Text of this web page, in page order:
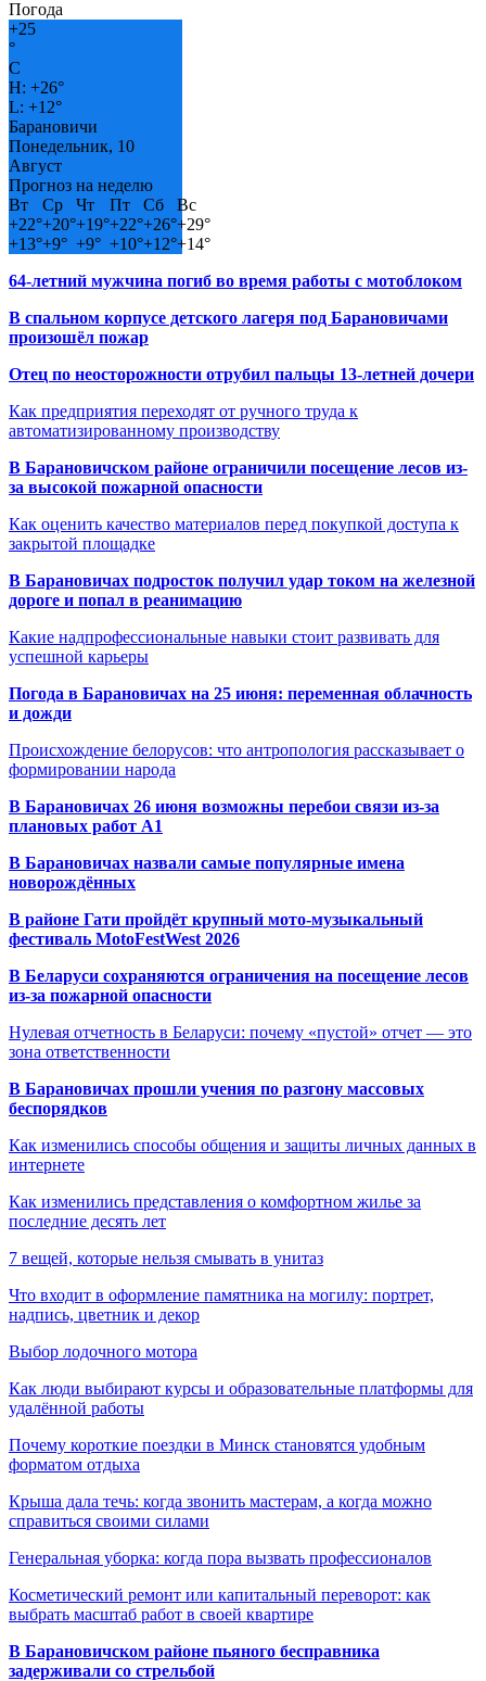
Погода
+25
°
C
H: +26°
L: +12°
Барановичи
Понедельник, 10
Август
Прогноз на неделю
Вт
Ср Чт Пт Сб
Вс
+22°+20°+19°+22°+26°+29°
+13°+9° +9° +10°+12°+14°
64-летний мужчина погиб во время работы с мотоблоком
В спальном корпусе детского лагеря под Барановичами
произошёл пожар
Отец по неосторожности отрубил пальцы 13-летней дочери
Как предприятия переходят от ручного труда к
автоматизированному производству
В Барановичском районе ограничили посещение лесов из-
за высокой пожарной опасности
Как оценить качество материалов перед покупкой доступа к
закрытой площадке
В Барановичах подросток получил удар током на железной
дороге и попал в реанимацию
Какие надпрофессиональные навыки стоит развивать для
успешной карьеры
Погода в Барановичах на 25 июня: переменная облачность
и дожди
Происхождение белорусов: что антропология рассказывает о
формировании народа
В Барановичах 26 июня возможны перебои связи из-за
плановых работ A1
В Барановичах назвали самые популярные имена
новорождённых
В районе Гати пройдёт крупный мото-музыкальный
фестиваль MotoFestWest 2026
В Беларуси сохраняются ограничения на посещение лесов
из-за пожарной опасности
Нулевая отчетность в Беларуси: почему «пустой» отчет — это
зона ответственности
В Барановичах прошли учения по разгону массовых
беспорядков
Как изменились способы общения и защиты личных данных в
интернете
Как изменились представления о комфортном жилье за
последние десять лет
7 вещей, которые нельзя смывать в унитаз
Что входит в оформление памятника на могилу: портрет,
надпись, цветник и декор
Выбор лодочного мотора
Как люди выбирают курсы и образовательные платформы для
удалённой работы
Почему короткие поездки в Минск становятся удобным
форматом отдыха
Крыша дала течь: когда звонить мастерам, а когда можно
справиться своими силами
Генеральная уборка: когда пора вызвать профессионалов
Косметический ремонт или капитальный переворот: как
выбрать масштаб работ в своей квартире
В Барановичском районе пьяного бесправника
задерживали со стрельбой